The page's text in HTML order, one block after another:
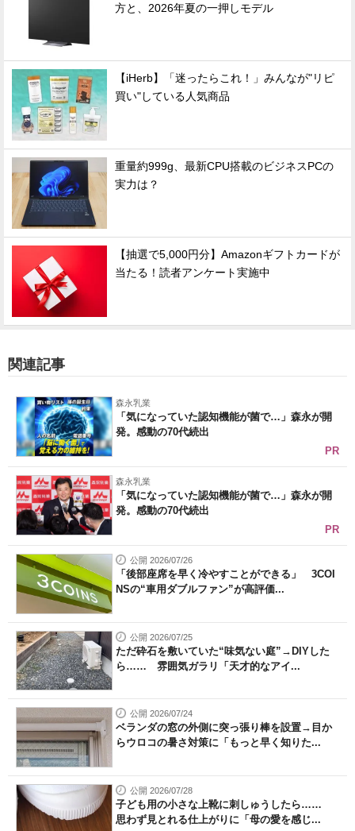
方と、2026年夏の一押しモデル
【iHerb】「迷ったらこれ！」みんなが"リピ
買い"している人気商品
重量約999g、最新CPU搭載のビジネスPCの
実力は？
【抽選で5,000円分】Amazonギフトカードが
当たる！読者アンケート実施中
関連記事
森永乳業
「気になっていた認知機能が菌で…」森永が開
発。感動の70代続出
PR
森永乳業
「気になっていた認知機能が菌で…」森永が開
発。感動の70代続出
PR
公開 2026/07/26
「後部座席を早く冷やすことができる」 3COI
NSの“車用ダブルファン”が高評価...
公開 2026/07/25
ただ砕石を敷いていた“味気ない庭”→DIYした
ら…… 雰囲気ガラリ「天才的なアイ...
公開 2026/07/24
ベランダの窓の外側に突っ張り棒を設置→目か
らウロコの暑さ対策に「もっと早く知りた...
公開 2026/07/28
子ども用の小さな上靴に刺しゅうしたら……
思わず見とれる仕上がりに「母の愛を感じ...